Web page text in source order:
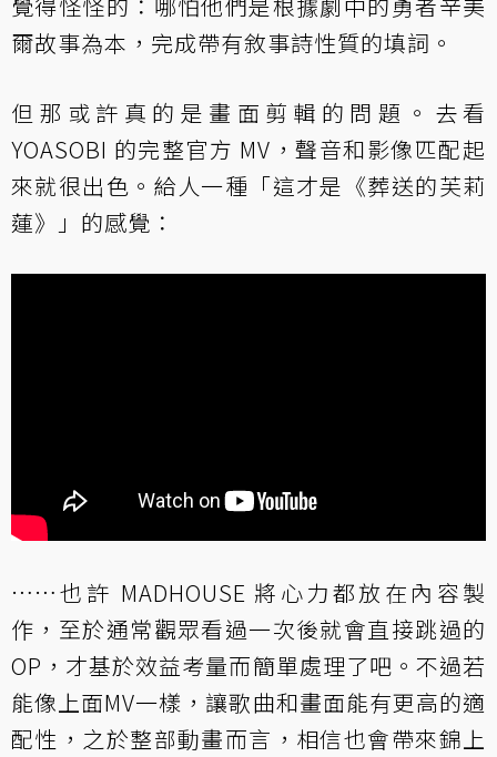
爾故事為本，完成帶有敘事詩性質的填詞。
但那或許真的是畫面剪輯的問題。去看
YOASOBI 的完整官方 MV，聲音和影像匹配起
來就很出色。給人一種「這才是《葬送的芙莉
蓮》」的感覺：
……也許 MADHOUSE 將心力都放在內容製
作，至於通常觀眾看過一次後就會直接跳過的
OP，才基於效益考量而簡單處理了吧。不過若
能像上面MV一樣，讓歌曲和畫面能有更高的適
配性，之於整部動畫而言，相信也會帶來錦上